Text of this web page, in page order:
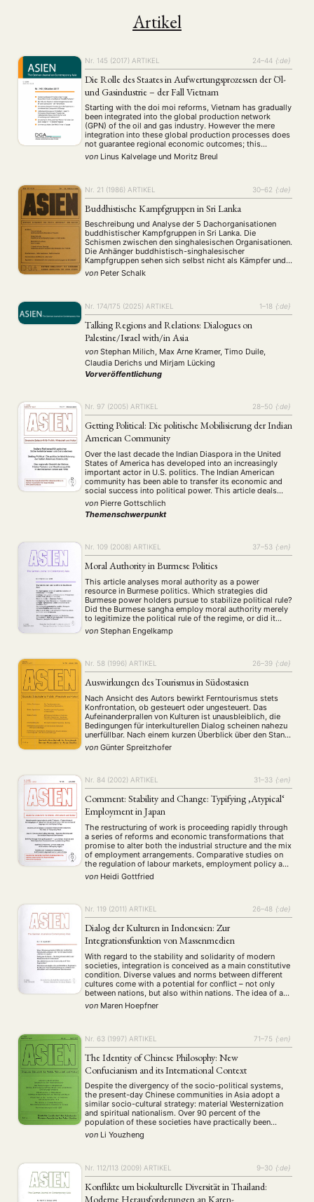
ANGEBOTE
ANTRAG AUF EINEN SMALL GRANT DER DGA MITGLIEDERBEREICH
Artikel
Nr. 145 (2017) ARTIKEL 24–44 {:de}
Die Rolle des Staates in Aufwertungsprozessen der Öl-
und Gasindustrie – der Fall Vietnam
Starting with the doi moi reforms, Vietnam has gradually
been integrated into the global production network
(GPN) of the oil and gas industry. However the mere
integration into these global production processes does
not guarantee regional economic outcomes; this
depends, rather, on the exact position within the GPN. In
these industries especially, states can play …
von Linus Kalvelage und Moritz Breul
Nr. 21 (1986) ARTIKEL 30–62 {:de}
Buddhistische Kampfgruppen in Sri Lanka
Beschreibung und Analyse der 5 Dachorganisationen
buddhistischer Kampfgruppen in Sri Lanka. Die
Schismen zwischen den singhalesischen Organisationen.
Die Anhänger buddhistisch-singhalesischer
Kampfgruppen sehen sich selbst nicht als Kämpfer und
Politiker, sondern als Bewahrer ursprünglicher
buddhistischer Werte.
von Peter Schalk
Nr. 174/175 (2025) ARTIKEL 1–18 {:de}
Talking Regions and Relations: Dialogues on
Palestine/Israel with/in Asia
von Stephan Milich, Max Arne Kramer, Timo Duile,
Claudia Derichs und Mirjam Lücking
Vorveröffentlichung
Nr. 97 (2005) ARTIKEL 28–50 {:de}
Getting Political: Die politische Mobilisierung der Indian
American Community
Over the last decade the Indian Diaspora in the United
States of America has developed into an increasingly
important actor in U.S. politics. The Indian American
community has been able to transfer its economic and
social success into political power. This article deals
with the transition from a largely apolitical ethnic
population primarily interested in …
von Pierre Gottschlich
Themenschwerpunkt
Nr. 109 (2008) ARTIKEL 37–53 {:en}
Moral Authority in Burmese Politics
This article analyses moral authority as a power
resource in Burmese politics. Which strategies did
Burmese power holders pursue to stabilize political rule?
Did the Burmese sangha employ moral authority merely
to legitimize the political rule of the regime, or did it
influence Burmese politics? Tracing back the religious
and ritual practices that constitute legitimate …
von Stephan Engelkamp
Nr. 58 (1996) ARTIKEL 26–39 {:de}
Auswirkungen des Tourismus in Südostasien
Nach Ansicht des Autors bewirkt Ferntourismus stets
Konfrontation, ob gesteuert oder ungesteuert. Das
Aufeinanderprallen von Kulturen ist unausbleiblich, die
Bedingungen für interkulturellen Dialog scheinen nahezu
unerfüllbar. Nach einem kurzen Überblick über den Stand
der Tourismusforschung untersucht er die Auswirkungen
des Tourismus in Südostasien mit besonderer
von Günter Spreitzhofer
Nr. 84 (2002) ARTIKEL 31–33 {:en}
Comment: Stability and Change: Typifying ‚Atypical‘
Employment in Japan
The restructuring of work is proceeding rapidly through
a series of reforms and economic transformations that
promise to alter both the industrial structure and the mix
of employment arrangements. Comparative studies on
the regulation of labour markets, employment policy and
industrial relations have not adequately understood
these changes despite an otherwise sophisticated
von Heidi Gottfried
Nr. 119 (2011) ARTIKEL 26–48 {:de}
Dialog der Kulturen in Indonesien: Zur
Integrationsfunktion von Massenmedien
With regard to the stability and solidarity of modern
societies, integration is conceived as a main constitutive
condition. Diverse values and norms between different
cultures come with a potential for conflict – not only
between nations, but also within nations. The idea of a
successful dialogue between cultures plays an important
role concerning the communication …
von Maren Hoepfner
Nr. 63 (1997) ARTIKEL 71–75 {:en}
The Identity of Chinese Philosophy: New
Confucianism and its International Context
Despite the divergency of the socio-political systems,
the present-day Chinese communities in Asia adopt a
similar socio-cultural strategy: material Westernization
and spiritual nationalism. Over 90 percent of the
population of these societies have practically been
westernized with respect to their knowledge, profession
and way of life, but the question is why and how the
von Li Youzheng
Nr. 112/113 (2009) ARTIKEL 9–30 {:de}
Konflikte um biokulturelle Diversität in Thailand:
Moderne Herausforderungen an Karen-